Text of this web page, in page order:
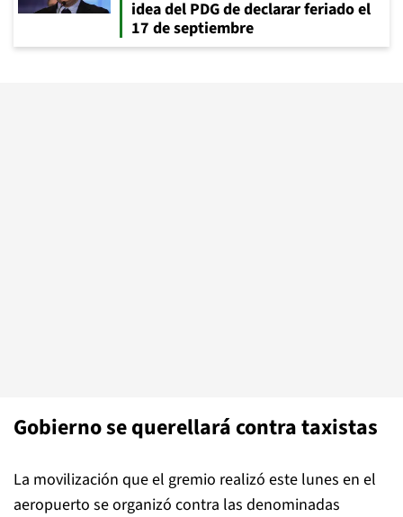
idea del PDG de declarar feriado el
17 de septiembre
Gobierno se querellará contra taxistas
La movilización que el gremio realizó este lunes en el
aeropuerto se organizó contra las denominadas